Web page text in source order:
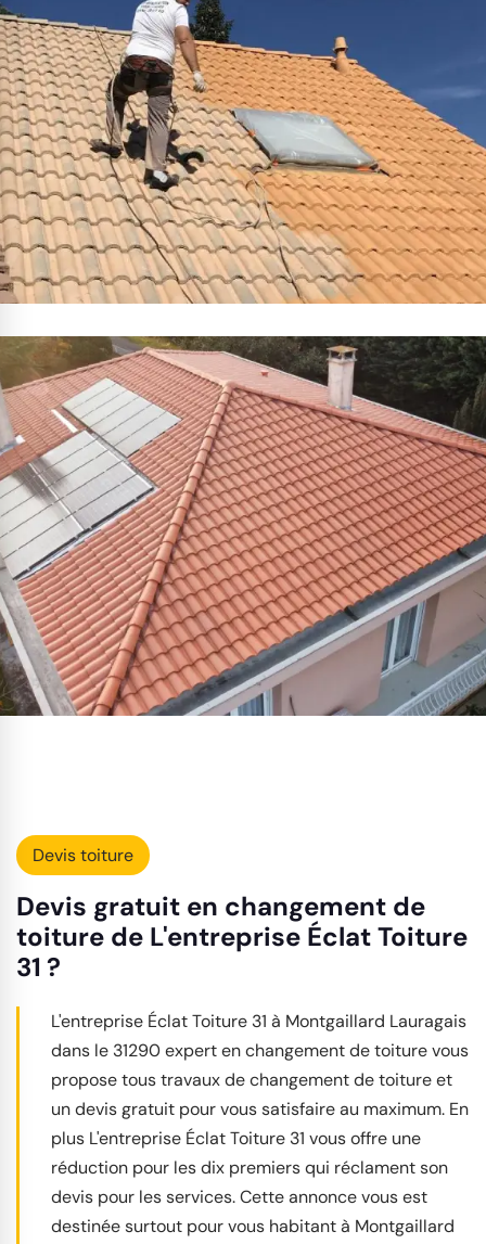
Devis toiture
Devis gratuit en changement de
toiture de L'entreprise Éclat Toiture
31 ?
L'entreprise Éclat Toiture 31 à Montgaillard Lauragais
dans le 31290 expert en changement de toiture vous
propose tous travaux de changement de toiture et
un devis gratuit pour vous satisfaire au maximum. En
plus L'entreprise Éclat Toiture 31 vous offre une
réduction pour les dix premiers qui réclament son
devis pour les services. Cette annonce vous est
destinée surtout pour vous habitant à Montgaillard